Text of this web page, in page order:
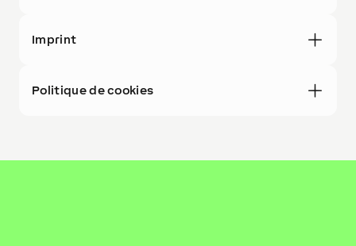
Imprint
Politique de cookies